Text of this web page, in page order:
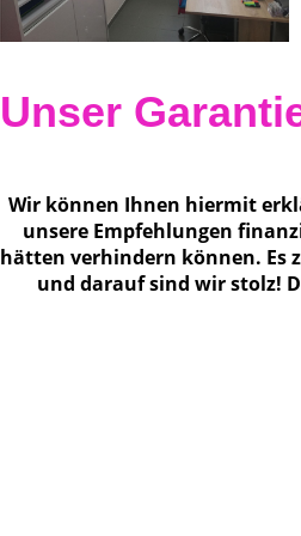
Unser
Wir können Ihnen hiermit
unsere Empfehlungen
hätten verhindern können. Es
und darauf sind wir stolz!